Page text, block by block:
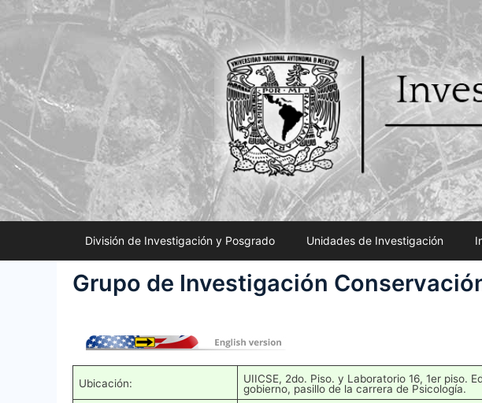
Saltar
División de Investigación y Posgrado Unidades de Investigación
Grupo de Investigación
Ubicación:
UIICSE, 2do. Piso. y Laboratorio 16, 1er piso.
gobierno, pasillo de la carrera de Psicología.